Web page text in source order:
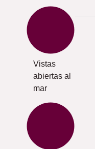
Vistas
abiertas al
mar